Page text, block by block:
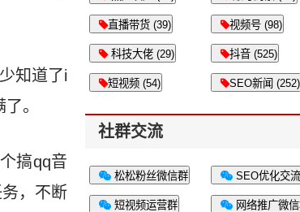
知道了i
。
搞qq音
，不断
直播带货 (39) 视频号 (98)
科技大佬 (29) 抖音 (525)
短视频 (54) SEO新闻 (252)
社群交流
松松粉丝微信群 SEO优化交
短视频运营群 网络推广微